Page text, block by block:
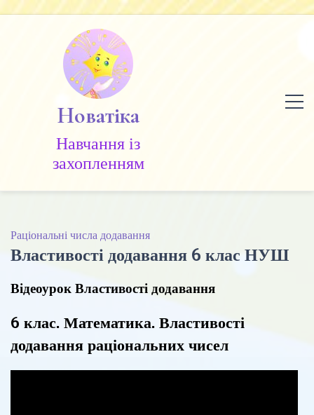
Новатіка
Навчання із
захопленням
Раціональні числа додавання
Властивості додавання 6 клас НУШ
Відеоурок Властивості додавання
6 клас. Математика. Властивості
додавання раціональних чисел